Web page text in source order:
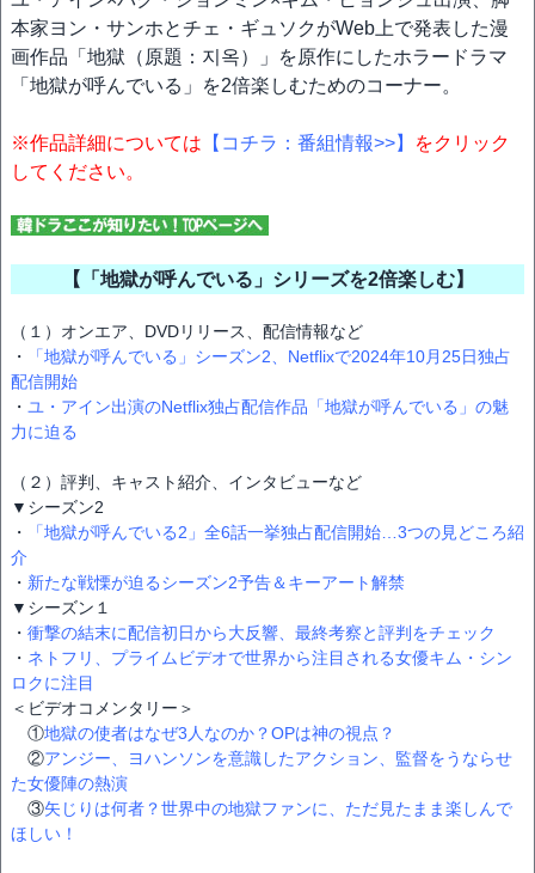
本家ヨン・サンホとチェ・ギュソクがWeb上で発表した漫
画作品「地獄（原題：지옥）」を原作にしたホラードラマ
「地獄が呼んでいる」を2倍楽しむためのコーナー。
※作品詳細については 【コチラ：番組情報>>】
をクリック
してください。
【「地獄が呼んでいる」シリーズを2倍楽しむ】
（１）オンエア、DVDリリース、配信情報など
・
「地獄が呼んでいる」シーズン2、Netflixで2024年10月25日独占
配信開始
・ ユ・アイン出演のNetflix独占配信作品「地獄が呼んでいる」の魅
力に迫る
（２）評判、キャスト紹介、インタビューなど
▼シーズン2
・
「地獄が呼んでいる2」全6話一挙独占配信開始…3つの見どころ紹
介
・ 新たな戦慄が迫るシーズン2予告＆キーアート解禁
▼シーズン１
・ 衝撃の結末に配信初日から大反響、最終考察と評判をチェック
・ ネトフリ、プライムビデオで世界から注目される女優キム・シン
ロクに注目
＜ビデオコメンタリー＞
①地獄の使者はなぜ3人なのか？OPは神の視点？
②アンジー、ヨハンソンを意識したアクション、監督をうならせ
た女優陣の熱演
③矢じりは何者？世界中の地獄ファンに、ただ見たまま楽しんで
ほしい！